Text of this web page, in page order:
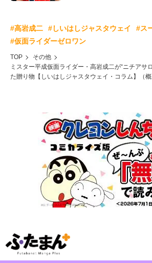
#高岩成二 #しいはしジャスタウェイ
#ス
#仮面ライダーゼロワン
TOP
その他
ミスター平成仮面ライダー・高岩成二が“ニチアサ
た贈り物【しいはしジャスタウェイ・コラム】（概